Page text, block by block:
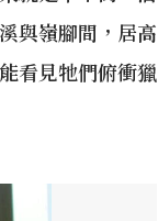
與嶺腳間，居高
看見牠們俯衝獵